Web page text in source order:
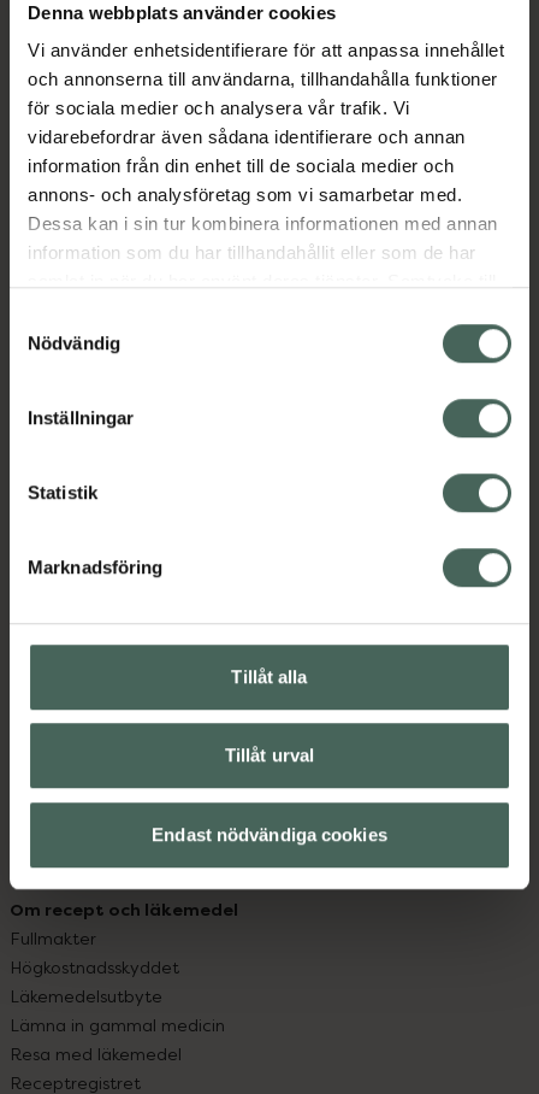
Denna webbplats använder cookies
Vi använder enhetsidentifierare för att anpassa innehållet
och annonserna till användarna, tillhandahålla funktioner
för sociala medier och analysera vår trafik. Vi
vidarebefordrar även sådana identifierare och annan
information från din enhet till de sociala medier och
annons- och analysföretag som vi samarbetar med.
Dessa kan i sin tur kombinera informationen med annan
information som du har tillhandahållit eller som de har
återkalla ditt samtycke via webbplatsens
cookieinställningar. Ett återkallat samtycke påverkar inte
lagligheten av behandling som skett innan återkallelsen.
Nödvändig
Inställningar
Statistik
Marknadsföring
Tillåt alla
Tillåt urval
Endast nödvändiga cookies
Aktuella erbjudanden
Beskrivning
EAN:07046263801759
Bipacksedel från FASS Visa
Kronans Apotek finns här för dig. Du hittar oss från Skåne i
datorn. Oavsett vem du är så är det vårt uppdrag att
hjälpa just dig att må lite bättre. Välkommen att prata
Handla tryggt
Leverans, betalning och retur
Sajtens tillgänglighet
Köpvillkor
Om recept och läkemedel
Fullmakter
Högkostnadsskyddet
Läkemedelsutbyte
Lämna in gammal medicin
Resa med läkemedel
Receptregistret